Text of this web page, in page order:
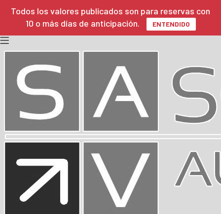
Todos los valores publicados son para reservas con
10 o más días de anticipación.
ENTENDIDO